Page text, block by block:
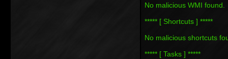
No malicious WMI found.
***** [ Shortcuts ] *****
No malicious shortcuts
***** [ Tasks ] *****